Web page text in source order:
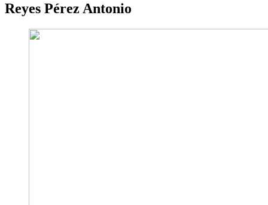
Reyes Pérez Antonio